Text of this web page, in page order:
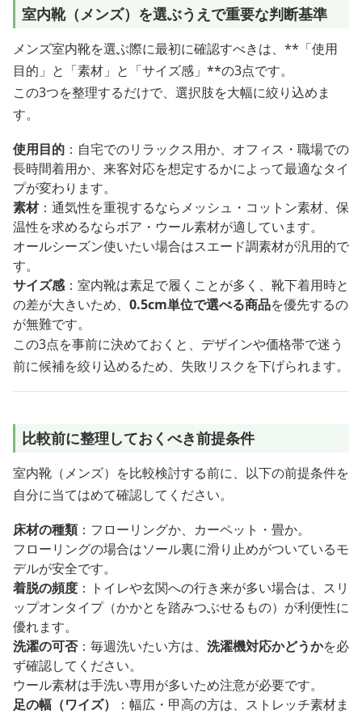
室内靴（メンズ）を選ぶうえで重要な判断基準
メンズ室内靴を選ぶ際に最初に確認すべきは、**「使用
目的」と「素材」と「サイズ感」**の3点です。
この3つを整理するだけで、選択肢を大幅に絞り込めま
す。
使用目的 ：自宅でのリラックス用か、オフィス・職場での
長時間着用か、来客対応を想定するかによって最適なタイ
プが変わります。
素材：通気性を重視するならメッシュ・コットン素材、保
温性を求めるならボア・ウール素材が適しています。
オールシーズン使いたい場合はスエード調素材が汎用的で
す。
サイズ感：室内靴は素足で履くことが多く、靴下着用時と
の差が大きいため、 0.5cm単位で選べる商品を優先するの
が無難です。
この3点を事前に決めておくと、デザインや価格帯で迷う
前に候補を絞り込めるため、失敗リスクを下げられます。
比較前に整理しておくべき前提条件
室内靴（メンズ）を比較検討する前に、以下の前提条件を
自分に当てはめて確認してください。
床材の種類：フローリングか、カーペット・畳か。
フローリングの場合はソール裏に滑り止めがついているモ
デルが安全です。
着脱の頻度 ：トイレや玄関への行き来が多い場合は、スリ
ップオンタイプ（かかとを踏みつぶせるもの）が利便性に
優れます。
洗濯の可否：毎週洗いたい方は、 洗濯機対応かどうかを必
ず確認してください。
ウール素材は手洗い専用が多いため注意が必要です。
足の幅（ワイズ）
：幅広・甲高の方は、ストレッチ素材ま